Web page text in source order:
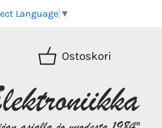
Language ▼
Ostoskori